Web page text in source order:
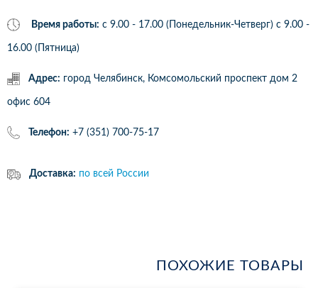
Время работы: с 9.00 - 17.00 (Понедельник-Четверг) c 9.00 -
16.00 (Пятница)
Адрес: город Челябинск, Комсомольский проспект дом 2
офис 604
Телефон: +7 (351) 700-75-17
Доставка: по всей России
ПОХОЖИЕ ТОВАРЫ